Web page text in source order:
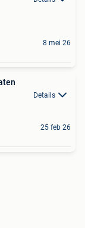
8 mei 26
Details
25 feb 26